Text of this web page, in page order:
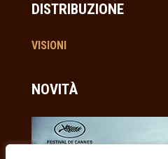
DISTRIBUZIONE
VISIONI
NOVITÀ